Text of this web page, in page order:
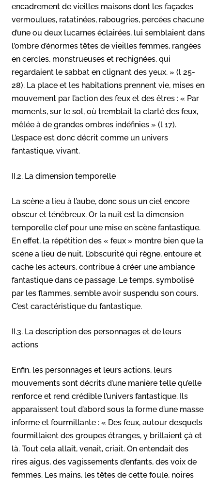
encadrement de vieilles maisons dont les façades
vermoulues, ratatinées, rabougries, percées chacune
d’une ou deux lucarnes éclairées, lui semblaient dans
l’ombre d’énormes têtes de vieilles femmes, rangées
en cercles, monstrueuses et rechignées, qui
regardaient le sabbat en clignant des yeux. » (l 25-
28). La place et les habitations prennent vie, mises en
mouvement par l’action des feux et des êtres : « Par
moments, sur le sol, où tremblait la clarté des feux,
mêlée à de grandes ombres indéfinies » (l 17).
L’espace est donc décrit comme un univers
fantastique, vivant.
II.2. La dimension temporelle
La scène a lieu à l’aube, donc sous un ciel encore
obscur et ténébreux. Or la nuit est la dimension
temporelle clef pour une mise en scène fantastique.
En effet, la répétition des « feux » montre bien que la
scène a lieu de nuit. L’obscurité qui règne, entoure et
cache les acteurs, contribue à créer une ambiance
fantastique dans ce passage. Le temps, symbolisé
par les flammes, semble avoir suspendu son cours.
C’est caractéristique du fantastique.
II.3. La description des personnages et de leurs
actions
Enfin, les personnages et leurs actions, leurs
mouvements sont décrits d’une manière telle qu’elle
renforce et rend crédible l’univers fantastique. Ils
apparaissent tout d’abord sous la forme d’une masse
informe et fourmillante : « Des feux, autour desquels
fourmillaient des groupes étranges, y brillaient çà et
là. Tout cela allait, venait, criait. On entendait des
rires aigus, des vagissements d’enfants, des voix de
femmes. Les mains, les têtes de cette foule, noires